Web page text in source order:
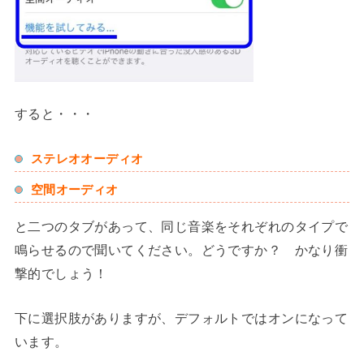
すると・・・
ステレオオーディオ
空間オーディオ
と二つのタブがあって、同じ音楽をそれぞれのタイプで
鳴らせるので聞いてください。どうですか？ かなり衝
撃的でしょう！
下に選択肢がありますが、デフォルトではオンになって
います。